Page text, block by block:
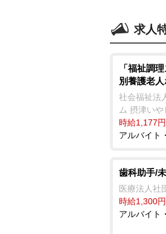
求人
「福祉調
別養護老
社会福祉法
ム 摂津いや
時給1,177円
アルバイト
歯科助手/
医療法人社
時給1,300
アルバイト